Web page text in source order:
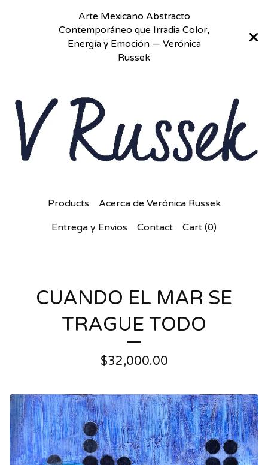
Arte Mexicano Abstracto
Contemporáneo que Irradia Color,
Energía y Emoción — Verónica
Russek
Products
Acerca de Verónica Russek
Entrega y Envios
Contact Cart (0)
CUANDO EL MAR SE
TRAGUE TODO
$32,000.00